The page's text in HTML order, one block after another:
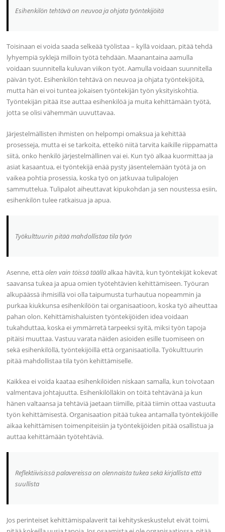
Esihenkilön tehtävä on neuvoa ja ohjata työntekijöitä
Toisinaan ei voida saada selkeää työlistaa – kyllä voidaan, pitää tehdä
lyhyempiä syklejä milloin työtä tehdään. Maanantaina aamulla
voidaan suunnitella kuluvan viikon työt. Aamulla voidaan suunnitella
päivän työt. Esihenkilön tehtävä on neuvoa ja ohjata työntekijöitä,
mutta hän ei voi tuntea jokaisen työntekijän työn yksityiskohtia.
Työntekijän pitää itse auttaa esihenkilöä ja muita kehittämään työtä,
jotta se olisi vähemmän uuvuttavaa.
Järjestelmällisten ihmisten on helpompi omaksua ja kehittää
prosesseja, mutta ei se tarkoita, etteikö niitä tarvita kaikille riippamatta
siitä, onko henkilö järjestelmällinen vai ei. Kun työ alkaa kuormittaa ja
asiat kasaantua, ei työntekijä enää pysty jäsentelemään työtä ja on
vaikea pohtia prosessia, koska työ on jatkuvaa tulipalojen
sammuttelua. Tulipalot aiheuttavat kipukohdan ja sen noustessa esiin,
esihenkilön tulee ratkaisua ja apua.
Työkulttuurin pitää mahdollistaa tila työn
Asenne, ettäolen vain töissä täälläalkaa hävitä, kun työntekijät kokevat
saavansa tukea ja apua omien työtehtävien kehittämiseen. Työuran
alkupäässä ihmisillä voi olla taipumusta turhautua nopeammin ja
purkaa kiukkunsa esihenkilöön tai organisaatioon, koska työ aiheuttaa
pahan olon. Kehittämishaluisten työntekijöiden idea voidaan
tukahduttaa, koska ei ymmärretä tarpeeksi syitä, miksi työn tapoja
pitäisi muuttaa. Vastuu varata näiden asioiden esille tuomiseen on
sekä esihenkilöllä, työntekijöillä että organisaatiolla. Työkulttuurin
pitää mahdollistaa tila työn kehittämiselle.
Kaikkea ei voida kaataa esihenkilöiden niskaan samalla, kun toivotaan
valmentava johtajuutta. Esihenkilölläkin on töitä tehtävänä ja kun
hänen valtaansa ja tehtäviä jaetaan tiimille, pitää tiimin ottaa vastuuta
työn kehittämisestä. Organisaation pitää tukea antamalla työntekijöille
aikaa kehittämisen toimenpiteisiin ja työntekijöiden pitää osallistua ja
auttaa kehittämään työtehtäviä.
Reflektiivisissä palavereissa on olennaista tukea sekä kirjallista että
suullista
Jos perinteiset kehittämispalaverit tai kehityskeskustelut eivät toimi,